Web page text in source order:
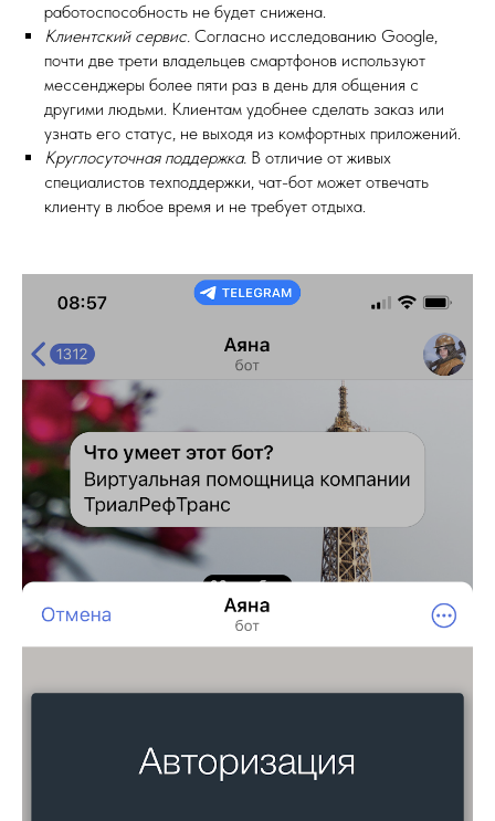
работоспособность не будет снижена.
Клиентский сервис. Согласно исследованию Google,
почти две трети владельцев смартфонов используют
мессенджеры более пяти раз в день для общения с
другими людьми. Клиентам удобнее сделать заказ или
узнать его статус, не выходя из комфортных приложений.
Круглосуточная поддержка. В отличие от живых
специалистов техподдержки, чат-бот может отвечать
клиенту в любое время и не требует отдыха.